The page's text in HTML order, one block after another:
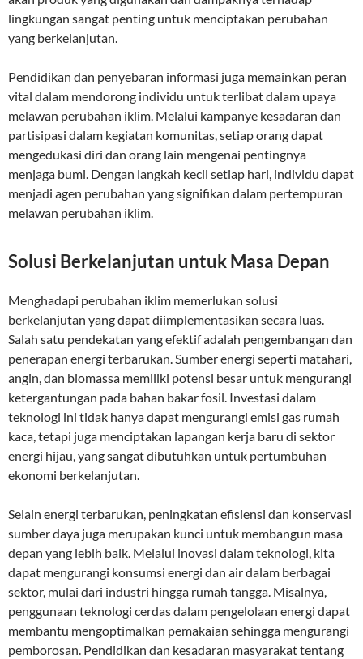
lingkungan sangat penting untuk menciptakan perubahan
yang berkelanjutan.
Pendidikan dan penyebaran informasi juga memainkan peran
vital dalam mendorong individu untuk terlibat dalam upaya
melawan perubahan iklim. Melalui kampanye kesadaran dan
partisipasi dalam kegiatan komunitas, setiap orang dapat
mengedukasi diri dan orang lain mengenai pentingnya
menjaga bumi. Dengan langkah kecil setiap hari, individu dapat
menjadi agen perubahan yang signifikan dalam pertempuran
melawan perubahan iklim.
Solusi Berkelanjutan untuk Masa Depan
Menghadapi perubahan iklim memerlukan solusi
berkelanjutan yang dapat diimplementasikan secara luas.
Salah satu pendekatan yang efektif adalah pengembangan dan
penerapan energi terbarukan. Sumber energi seperti matahari,
angin, dan biomassa memiliki potensi besar untuk mengurangi
ketergantungan pada bahan bakar fosil. Investasi dalam
teknologi ini tidak hanya dapat mengurangi emisi gas rumah
kaca, tetapi juga menciptakan lapangan kerja baru di sektor
energi hijau, yang sangat dibutuhkan untuk pertumbuhan
ekonomi berkelanjutan.
Selain energi terbarukan, peningkatan efisiensi dan konservasi
sumber daya juga merupakan kunci untuk membangun masa
depan yang lebih baik. Melalui inovasi dalam teknologi, kita
dapat mengurangi konsumsi energi dan air dalam berbagai
sektor, mulai dari industri hingga rumah tangga. Misalnya,
penggunaan teknologi cerdas dalam pengelolaan energi dapat
membantu mengoptimalkan pemakaian sehingga mengurangi
pemborosan. Pendidikan dan kesadaran masyarakat tentang